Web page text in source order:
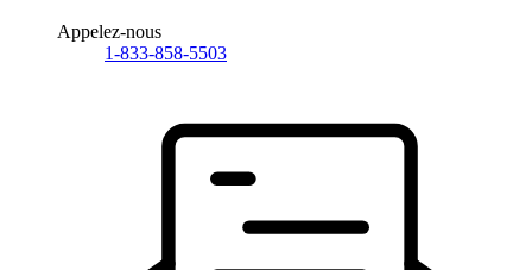
Appelez-nous
1-833-858-5503